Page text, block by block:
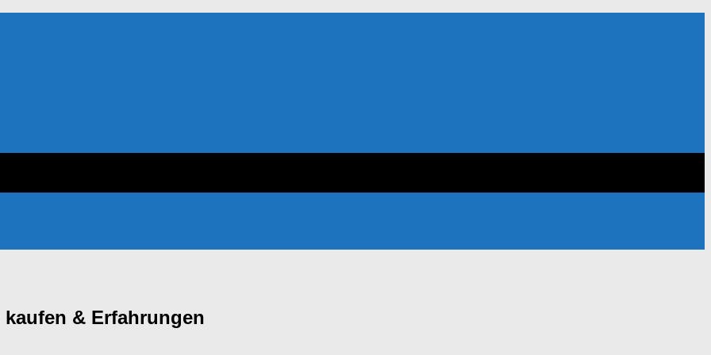
kaufen & Erfahrungen